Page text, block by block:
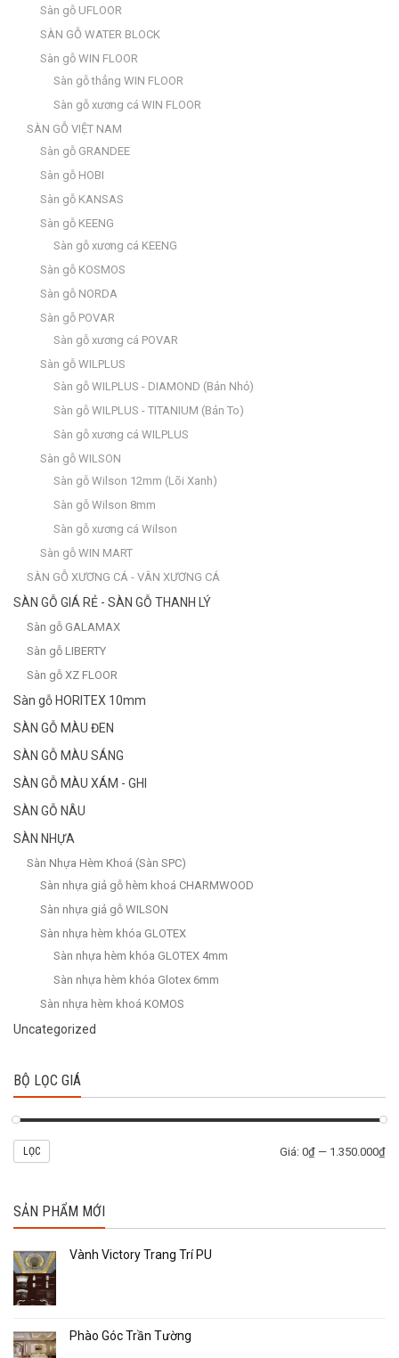
Sàn gỗ UFLOOR
SÀN GỖ WATER BLOCK
Sàn gỗ WIN FLOOR
Sàn gỗ thẳng WIN FLOOR
Sàn gỗ xương cá WIN FLOOR
SÀN GỖ VIỆT NAM
Sàn gỗ GRANDEE
Sàn gỗ HOBI
Sàn gỗ KANSAS
Sàn gỗ KEENG
Sàn gỗ xương cá KEENG
Sàn gỗ KOSMOS
Sàn gỗ NORDA
Sàn gỗ POVAR
Sàn gỗ xương cá POVAR
Sàn gỗ WILPLUS
Sàn gỗ WILPLUS - DIAMOND (Bản Nhỏ)
Sàn gỗ WILPLUS - TITANIUM (Bản To)
Sàn gỗ xương cá WILPLUS
Sàn gỗ WILSON
Sàn gỗ Wilson 12mm (Lõi Xanh)
Sàn gỗ Wilson 8mm
Sàn gỗ xương cá Wilson
Sàn gỗ WIN MART
SÀN GỖ XƯƠNG CÁ - VÂN XƯƠNG CÁ
SÀN GỖ GIÁ RẺ - SÀN GỖ THANH LÝ
Sàn gỗ GALAMAX
Sàn gỗ LIBERTY
Sàn gỗ XZ FLOOR
Sàn gỗ HORITEX 10mm
SÀN GỖ MÀU ĐEN
SÀN GỖ MÀU SÁNG
SÀN GỖ MÀU XÁM - GHI
SÀN GỖ NÂU
SÀN NHỰA
Sàn Nhựa Hèm Khoá (Sàn SPC)
Sàn nhựa giả gỗ hèm khoá CHARMWOOD
Sàn nhựa giả gỗ WILSON
Sàn nhựa hèm khóa GLOTEX
Sàn nhựa hèm khóa GLOTEX 4mm
Sàn nhựa hèm khóa Glotex 6mm
Sàn nhựa hèm khoá KOMOS
Uncategorized
BỘ LỌC GIÁ
LỌC Giá: 0₫ — 1.350.000₫
SẢN PHẨM MỚI
Vành Victory Trang Trí PU
Phào Góc Trần Tường